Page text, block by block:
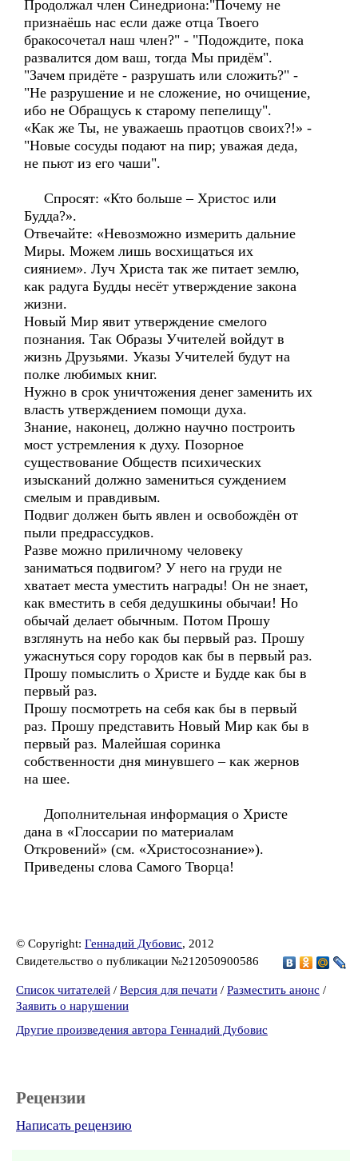
Продолжал член Синедриона:"Почему не
признаёшь нас если даже отца Твоего
бракосочетал наш член?" - "Подождите, пока
развалится дом ваш, тогда Мы придём".
"Зачем придёте - разрушать или сложить?" -
"Не разрушение и не сложение, но очищение,
ибо не Обращусь к старому пепелищу".
«Как же Ты, не уважаешь праотцов своих?!» -
"Новые сосуды подают на пир; уважая деда,
не пьют из его чаши".
Спросят: «Кто больше – Христос или
Будда?».
Отвечайте: «Невозможно измерить дальние
Миры. Можем лишь восхищаться их
сиянием». Луч Христа так же питает землю,
как радуга Будды несёт утверждение закона
жизни.
Новый Мир явит утверждение смелого
познания. Так Образы Учителей войдут в
жизнь Друзьями. Указы Учителей будут на
полке любимых книг.
Нужно в срок уничтожения денег заменить их
власть утверждением помощи духа.
Знание, наконец, должно научно построить
мост устремления к духу. Позорное
существование Обществ психических
изысканий должно замениться суждением
смелым и правдивым.
Подвиг должен быть явлен и освобождён от
пыли предрассудков.
Разве можно приличному человеку
заниматься подвигом? У него на груди не
хватает места уместить награды! Он не знает,
как вместить в себя дедушкины обычаи! Но
обычай делает обычным. Потом Прошу
взглянуть на небо как бы первый раз. Прошу
ужаснуться сору городов как бы в первый раз.
Прошу помыслить о Христе и Будде как бы в
первый раз.
Прошу посмотреть на себя как бы в первый
раз. Прошу представить Новый Мир как бы в
первый раз. Малейшая соринка
собственности дня минувшего – как жернов
на шее.
Дополнительная информация о Христе
дана в «Глоссарии по материалам
Откровений» (см. «Христосознание»).
Приведены слова Самого Творца!
© Copyright: Геннадий Дубовис, 2012
Свидетельство о публикации №212050900586
Список читателей / Версия для печати / Разместить анонс /
Заявить о нарушении
Другие произведения автора Геннадий Дубовис
Рецензии
Написать рецензию